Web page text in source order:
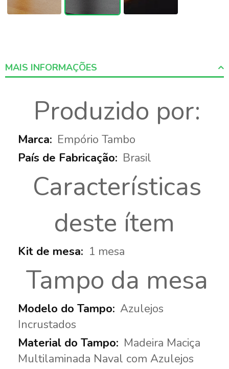
MAIS INFORMAÇÕES
Informations
Produzido por:
Empório Tambo
Brasil
Características
deste ítem
1 mesa
Tampo da mesa
Azulejos
Incrustados
Madeira Maciça
Multilaminada Naval com Azulejos